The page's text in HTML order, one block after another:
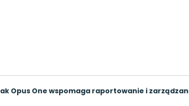
Jak Opus One wspomaga raportowanie i